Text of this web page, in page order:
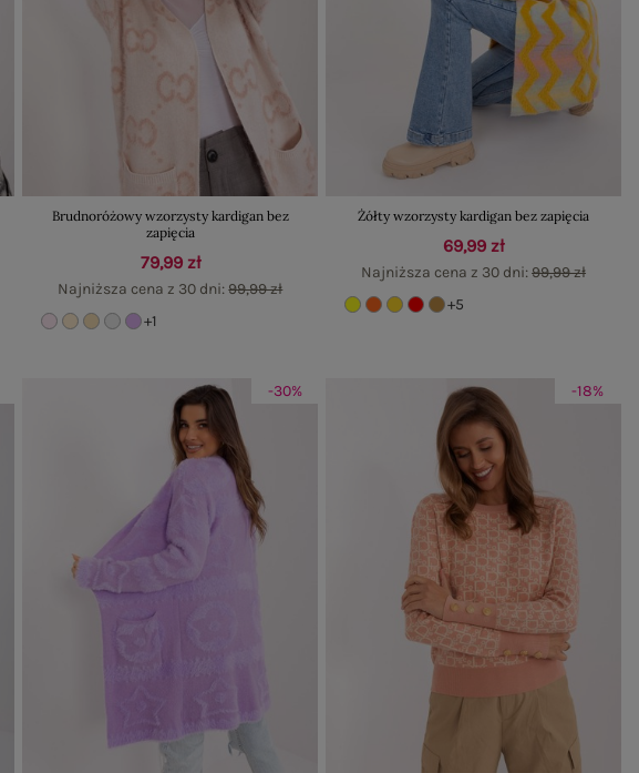
Brudnoróżowy wzorzysty kardigan bez
zapięcia
79,99 zł
Najniższa cena z 30 dni:99,99 zł
+1
Żółty wzorzysty kardigan bez zapięcia
69,99 zł
Najniższa cena z 30 dni:99,99 zł
+5
-30% -18%